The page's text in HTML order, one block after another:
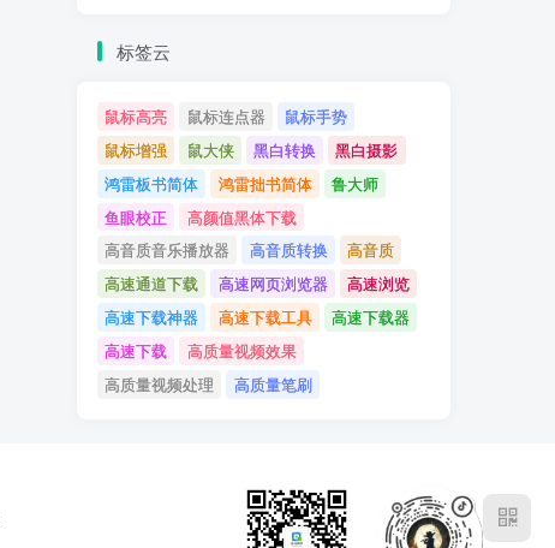
标签云
鼠标高亮 鼠标连点器
鼠标手势
鼠标增强
鼠大侠 黑白转换
黑白摄影
鸿雷板书简体
鸿雷拙书简体
鲁大师
鱼眼校正
高颜值黑体下载
高音质音乐播放器
高音质转换
高音质
高速通道下载
高速网页浏览器
高速浏览
高速下载神器
高速下载工具
高速下载器
高速下载
高质量视频效果
高质量视频处理
高质量笔刷